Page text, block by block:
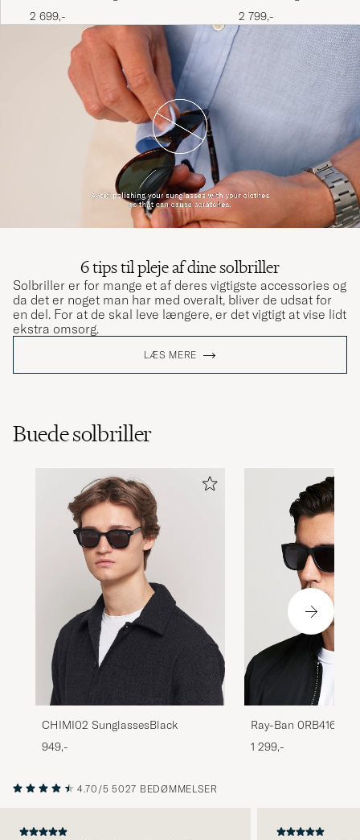
2 699,-
2 799,-
6 tips til pleje af dine solbriller
Solbriller er for mange et af deres vigtigste accessories og
da det er noget man har med overalt, bliver de udsat for
en del. For at de skal leve længere, er det vigtigt at vise lidt
ekstra omsorg.
LÆS MERE
Buede solbriller
CHIMI02 SunglassesBlack
949,-
Ray-Ban 0RB4165
Sunglasses Matte
1 299,-
4.70/5 5027 BEDØMMELSER